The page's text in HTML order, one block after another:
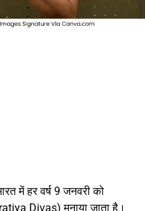
में हर वर्ष 9 जनवरी को
Divas) मनाया जाता है।